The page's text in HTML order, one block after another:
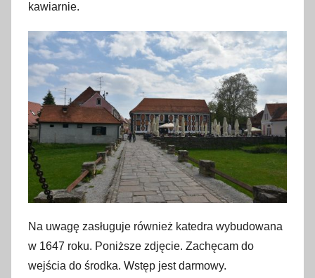
kawiarnie.
Na uwagę zasługuje również katedra wybudowana
w 1647 roku. Poniższe zdjęcie. Zachęcam do
wejścia do środka. Wstęp jest darmowy.